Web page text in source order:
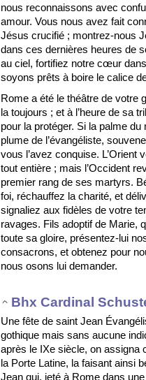
nous reconnaissons avec
amour. Vous nous avez fait
Jésus crucifié ; montrez-nous
dans ces dernières heures de
au ciel, fortifiez notre cœur
soyons prêts à boire le calice
Rome a été le théâtre de votre
la toujours ; et à l’heure de sa
pour la protéger. Si la palme
plume de l’évangéliste,
vous l’avez conquise.
tout entière ; mais l’Occident
premier rang de ses martyrs.
foi, réchauffez la charité, et
signaliez aux fidèles de votre
ravages. Fils adoptif de Marie,
toute sa gloire, présentez-lui
consacrons, et obtenez pour
nous osons lui demander.
Bhx Cardinal
Une fête de saint Jean
gothique mais sans aucune
après le IXe siècle, on assigna
la Porte Latine, la faisant ainsi
Jean qui, jeté à Rome dans